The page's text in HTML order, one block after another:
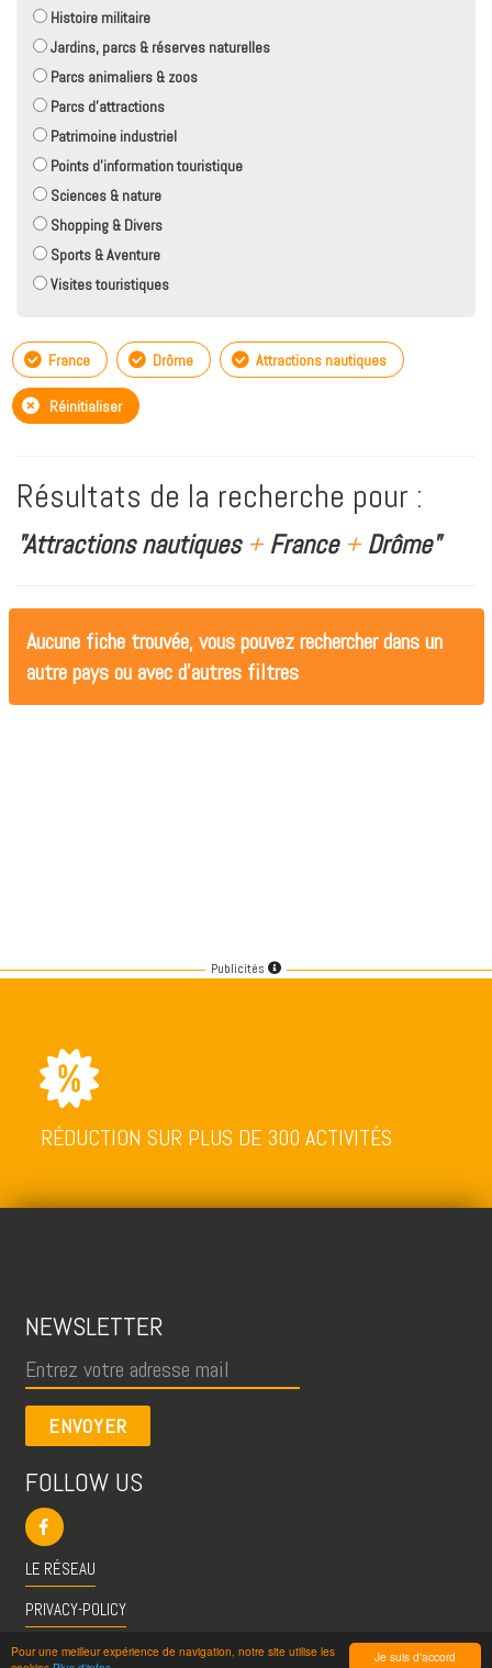
Je suis d'accord
Pour une meilleur expérience de navigation, notre site utilise les
Histoire militaire
Jardins, parcs & réserves naturelles
Parcs animaliers & zoos
Parcs d'attractions
Patrimoine industriel
Points d'information touristique
Sciences & nature
Shopping & Divers
Sports & Aventure
Visites touristiques
France Drôme Attractions nautiques
Réinitialiser
Résultats de la recherche pour :
"Attractions nautiques +France +Drôme"
Aucune fiche trouvée, vous pouvez rechercher dans un
autre pays ou avec d'autres filtres
Publicités
RÉDUCTION SUR PLUS DE 300 ACTIVITÉS
NEWSLETTER
ENVOYER
FOLLOW US
LE RÉSEAU
PRIVACY-POLICY
CGU